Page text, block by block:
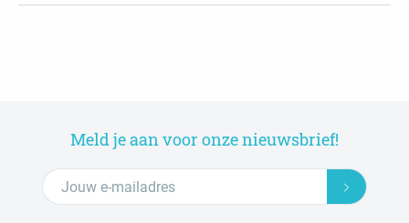
Meld je aan voor onze nieuwsbrief!